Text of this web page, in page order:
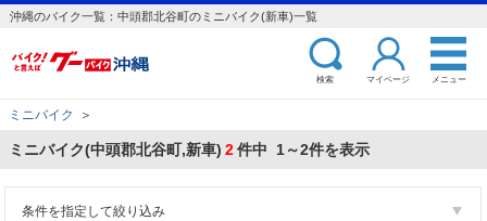
沖縄のバイク一覧：中頭郡北谷町のミニバイク(新車)一覧
検索 マイページ メニュー
ミニバイク ＞
ミニバイク(中頭郡北谷町,新車) 2件中 1～2件を表示
条件を指定して絞り込み